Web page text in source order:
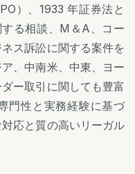
）、1933 年証券法と
る相談、M＆A、コー
ス訴訟に関する案件を
、中南米、中東、ヨー
ー取引に関しても豊富
門性と実務経験に基づ
応と質の高いリーガル